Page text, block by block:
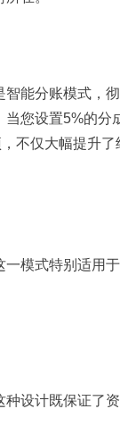
能分账模式，
您设置5%的分
不仅大幅提升
模式特别适用于
设计既保证了